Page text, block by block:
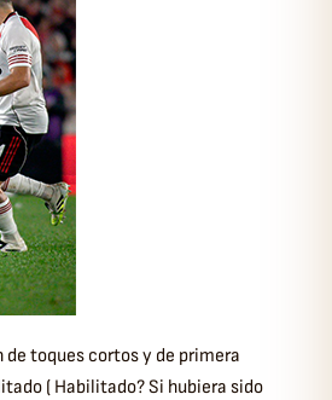
toques cortos y de primera
( Habilitado? Si hubiera sido